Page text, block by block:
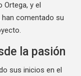
Ortega, y el
han comentado su
la pasión
sus inicios en el